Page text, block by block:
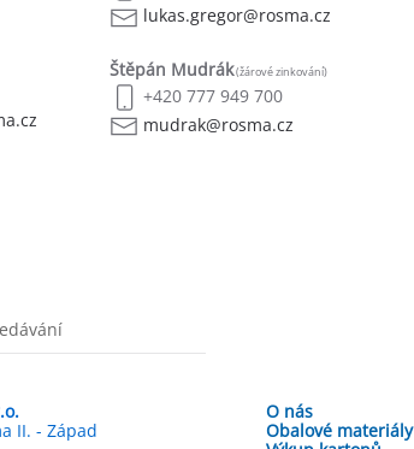
lukas.gregor@rosma.cz
Štěpán Mudrák(žárové zinkování)
+420 777 949 700
mudrak@rosma.cz
II. - Západ
O nás
Obalové materiály